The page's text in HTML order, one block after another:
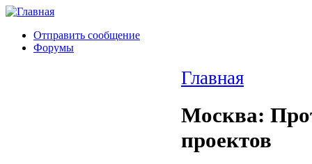
Отправить сообщение
Форумы
Главная
Москва:
проектов